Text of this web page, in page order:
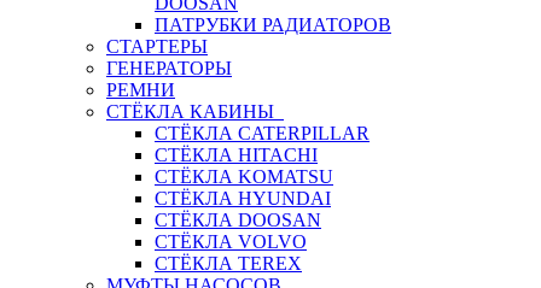
ПАТРУБКИ РАДИАТОРОВ
СТАРТЕРЫ
ГЕНЕРАТОРЫ
РЕМНИ
СТЁКЛА КАБИНЫ
СТЁКЛА CATERPILLAR
СТЁКЛА HITACHI
СТЁКЛА KOMATSU
СТЁКЛА HYUNDAI
СТЁКЛА DOOSAN
СТЁКЛА VOLVO
СТЁКЛА TEREX